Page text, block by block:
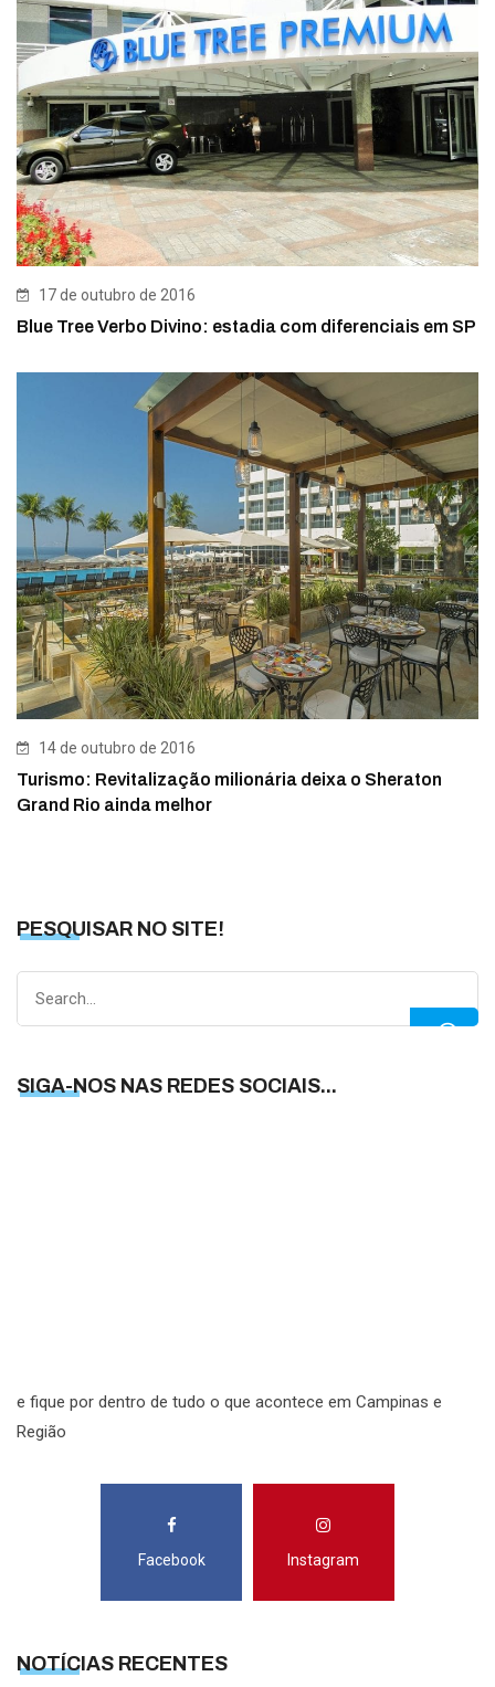
17 de outubro de 2016
Blue Tree Verbo Divino: estadia com diferenciais em SP
14 de outubro de 2016
Turismo: Revitalização milionária deixa o Sheraton
Grand Rio ainda melhor
PESQUISAR NO SITE!
SIGA-NOS NAS REDES SOCIAIS...
e fique por dentro de tudo o que acontece em Campinas e
Região
Facebook Instagram
NOTÍCIAS RECENTES